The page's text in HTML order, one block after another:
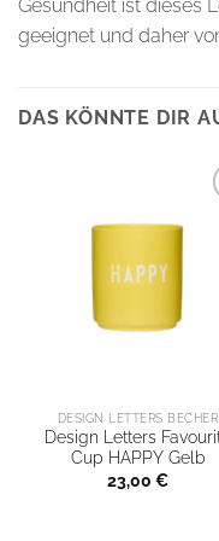
Gesundheit ist dieses
geeignet und daher
DAS KÖNNTE DIR
DESIGN LETTERS BECHER
Design Letters
Cup HAPPY Gelb
23,00 €